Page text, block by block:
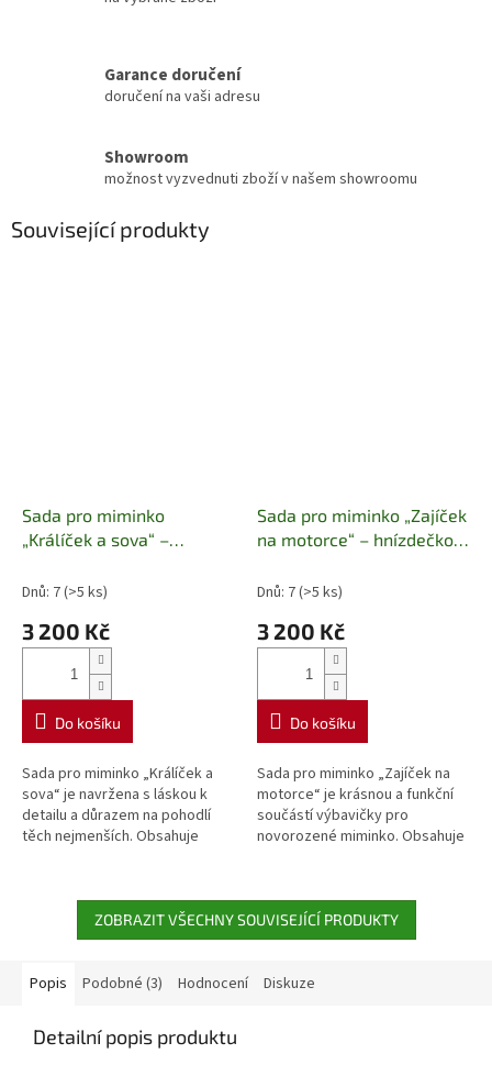
Garance doručení
doručení na vaši adresu
Showroom
možnost vyzvednuti zboží v našem showroomu
Související produkty
Sada pro miminko
„Králíček a sova“ –
zavinovačka
Dnů: 7(>5 ks)
3 200 Kč
Do košíku
Sada pro miminko „Králíček a
sova“ je navržena s láskou k
detailu a důrazem na pohodlí
těch nejmenších. Obsahuje
Sada pro miminko „Zajíček
na motorce“ – hnízdečko
Dnů: 7(>5 ks)
3 200 Kč
Do košíku
Sada pro miminko „Zajíček na
motorce“ je krásnou a funkční
součástí výbavičky pro
novorozené miminko. Obsahuje
zavinovačku, které jsou...
ZOBRAZIT VŠECHNY SOUVISEJÍCÍ PRODUKTY
Popis Podobné (3) Hodnocení Diskuze
Detailní popis produktu